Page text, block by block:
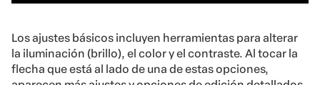
Los ajustes básicos incluyen herramientas para alterar
la iluminación (brillo), el color y el contraste. Al tocar la
flecha que está al lado de una de estas opciones,